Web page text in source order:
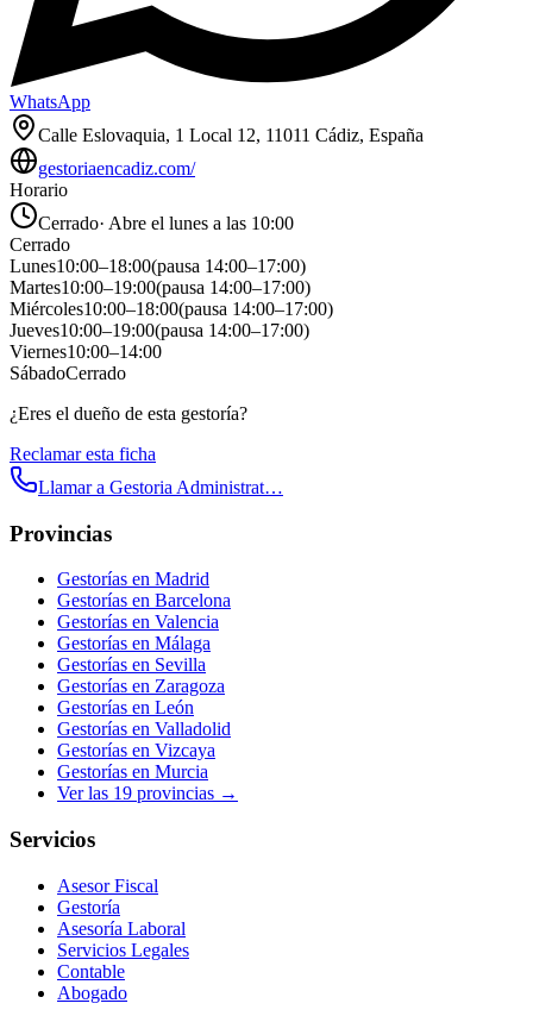
WhatsApp
Calle Eslovaquia, 1 Local 12, 11011 Cádiz, España
gestoriaencadiz.com/
Horario
Cerrado· Abre el lunes a las 10:00
Cerrado
Lunes10:00–18:00(pausa 14:00–17:00)
Martes10:00–19:00(pausa 14:00–17:00)
Miércoles10:00–18:00(pausa 14:00–17:00)
Jueves10:00–19:00(pausa 14:00–17:00)
Viernes10:00–14:00
SábadoCerrado
¿Eres el dueño de esta gestoría?
Reclamar esta ficha
Llamar a Gestoria Administrat…
Provincias
Gestorías en Madrid
Gestorías en Barcelona
Gestorías en Valencia
Gestorías en Málaga
Gestorías en Sevilla
Gestorías en Zaragoza
Gestorías en León
Gestorías en Valladolid
Gestorías en Vizcaya
Gestorías en Murcia
Ver las 19 provincias →
Servicios
Asesor Fiscal
Gestoría
Asesoría Laboral
Servicios Legales
Contable
Abogado